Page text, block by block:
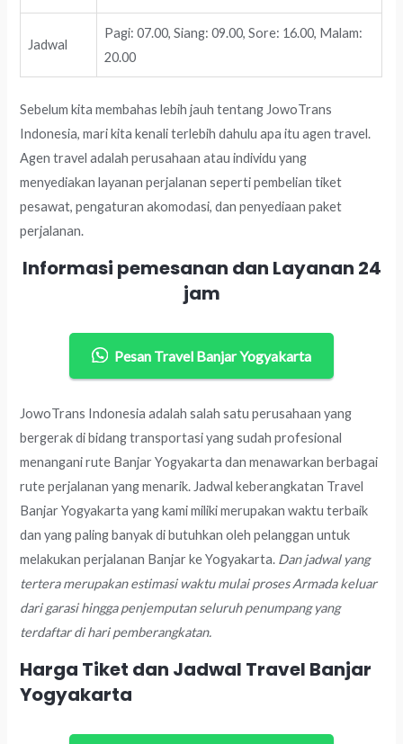
Jadwal
Pagi: 07.00, Siang: 09.00, Sore: 16.00, Malam:
20.00
Sebelum kita membahas lebih jauh tentang JowoTrans
Indonesia, mari kita kenali terlebih dahulu apa itu agen travel.
Agen travel adalah perusahaan atau individu yang
menyediakan layanan perjalanan seperti pembelian tiket
pesawat, pengaturan akomodasi, dan penyediaan paket
perjalanan.
Informasi pemesanan dan Layanan 24
jam
Pesan Travel Banjar Yogyakarta
JowoTrans Indonesia adalah salah satu perusahaan yang
bergerak di bidang transportasi yang sudah profesional
menangani rute Banjar Yogyakarta dan menawarkan berbagai
rute perjalanan yang menarik. Jadwal keberangkatan Travel
Banjar Yogyakarta yang kami miliki merupakan waktu terbaik
dan yang paling banyak di butuhkan oleh pelanggan untuk
melakukan perjalanan Banjar ke Yogyakarta. Dan jadwal yang
tertera merupakan estimasi waktu mulai proses Armada keluar
dari garasi hingga penjemputan seluruh penumpang yang
terdaftar di hari pemberangkatan.
Harga Tiket dan Jadwal Travel Banjar
Yogyakarta